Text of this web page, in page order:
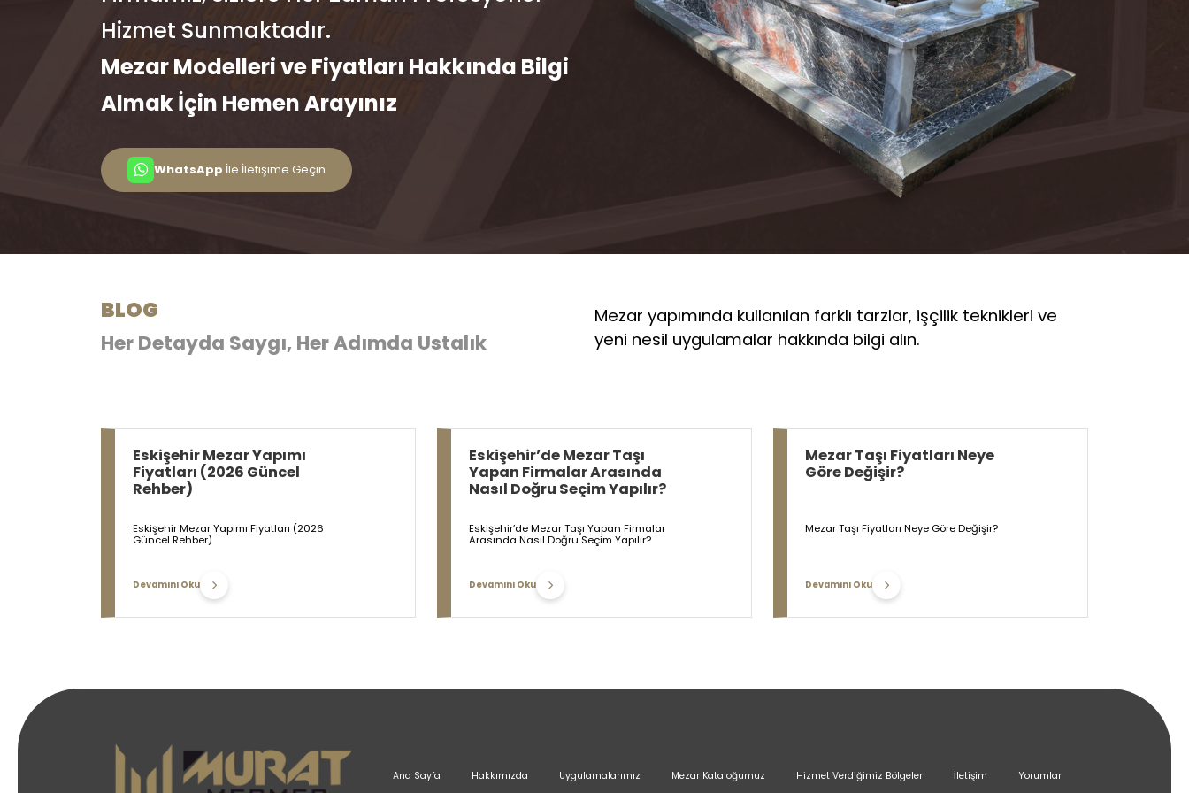
Hizmet Sunmaktadır.
Mezar Modelleri ve Fiyatları Hakkında Bilgi
Almak İçin Hemen Arayınız
WhatsApp İle İletişime Geçin
BLOG
Her Detayda Saygı, Her Adımda Ustalık
Mezar yapımında kullanılan farklı tarzlar, işçilik teknikleri ve
yeni nesil uygulamalar hakkında bilgi alın.
Eskişehir Mezar Yapımı
Fiyatları (2026 Güncel
Rehber)
Eskişehir Mezar Yapımı Fiyatları (2026
Güncel Rehber)
Devamını Oku
Eskişehir’de Mezar Taşı
Yapan Firmalar Arasında
Nasıl Doğru Seçim Yapılır?
Eskişehir’de Mezar Taşı Yapan Firmalar
Arasında Nasıl Doğru Seçim Yapılır?
Devamını Oku
Mezar Taşı Fiyatları Neye
Göre Değişir?
Mezar Taşı Fiyatları Neye Göre Değişir?
Devamını Oku
Ana Sayfa Hakkımızda Uygulamalarımız Mezar Kataloğumuz Hizmet Verdiğimiz Bölgeler İletişim Yorumlar